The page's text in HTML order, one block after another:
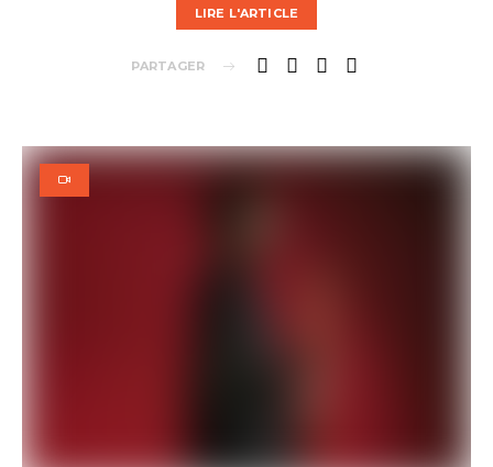
LIRE L'ARTICLE
PARTAGER